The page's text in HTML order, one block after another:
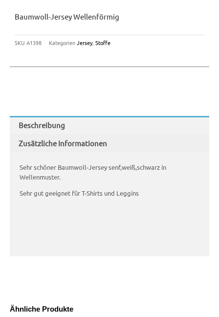
Ähnliche Produkte
Baumwoll-Jersey Wellenförmig
SKU A1398 KategorienJersey, Stoffe
Beschreibung
Zusätzliche Informationen
Sehr schöner Baumwoll-Jersey senf,weiß,schwarz in
Wellenmuster.
Sehr gut geeignet für T-Shirts und Leggins